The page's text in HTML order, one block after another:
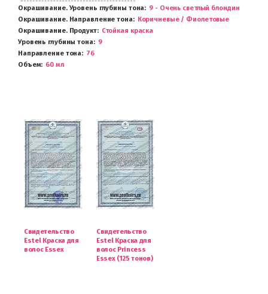
Окрашивание. Уровень глубины тона
9 - Очень светлый блондин
Окрашивание. Направление тона
Коричневые / Фиолетовые
Окрашивание. Продукт
Стойкая краска
Уровень глубины тона
9
Направление тона
76
Объем
60 мл
Свидетельство
Estel Краска для
волос Essex
Свидетельство
Estel Краска для
волос Princess
Essex (125 тонов)